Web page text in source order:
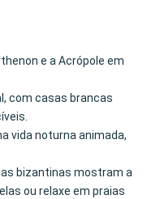
e a Acrópole em
com casas brancas
vida noturna animada,
bizantinas mostram a
ou relaxe em praias